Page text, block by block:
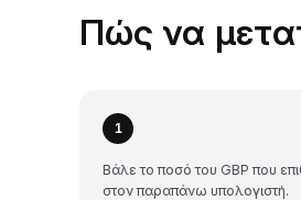
Πώς να
1
Βάλε το ποσό του GBP που
στον παραπάνω υπολογιστή.